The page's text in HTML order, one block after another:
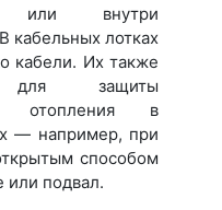
или внутри
кабельных лотках
кабели. Их также
для защиты
отопления в
— например, при
способом
или подвал.